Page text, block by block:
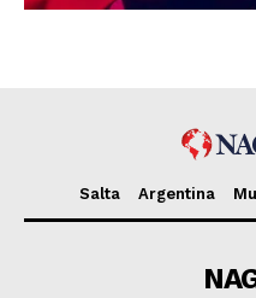
Salta Argentina